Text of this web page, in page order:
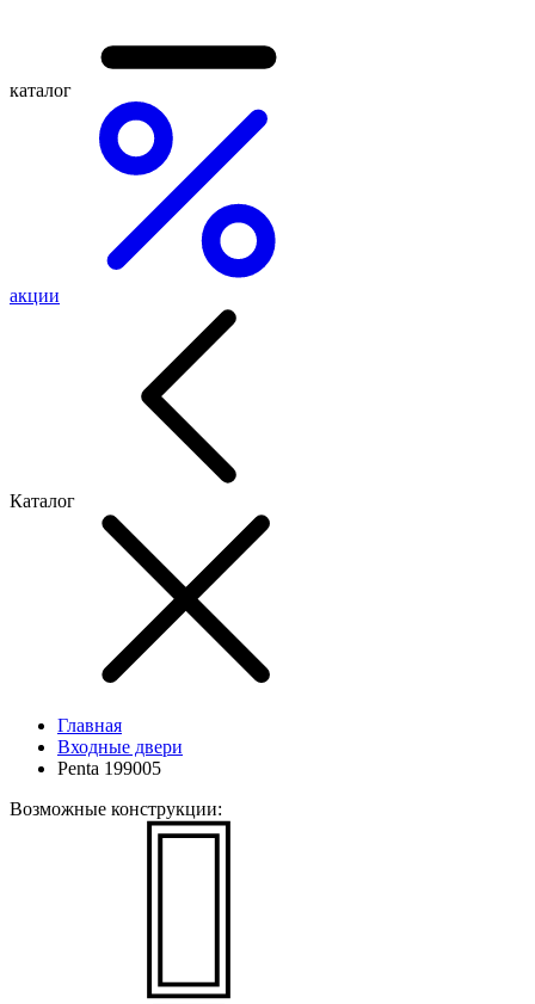
каталог
акции
Каталог
Главная
Входные двери
Penta 199005
Возможные конструкции: